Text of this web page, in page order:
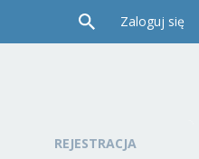
Zaloguj się
REJESTRACJA